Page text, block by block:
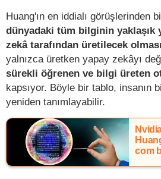
Huang'ın en iddialı görüşlerinden
dünyadaki tüm bilginin yaklaşık
zekâ tarafından üretilecek olması
yalnızca üretken yapay zekâyı
sürekli öğrenen ve bilgi üreten
kapsıyor. Böyle bir tablo, insanın
yeniden tanımlayabilir.
com